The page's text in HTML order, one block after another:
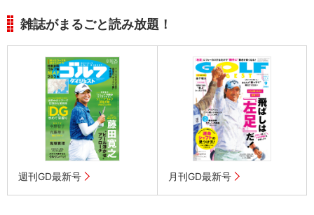
雑誌がまるごと読み放題！
週刊GD最新号 月刊GD最新号